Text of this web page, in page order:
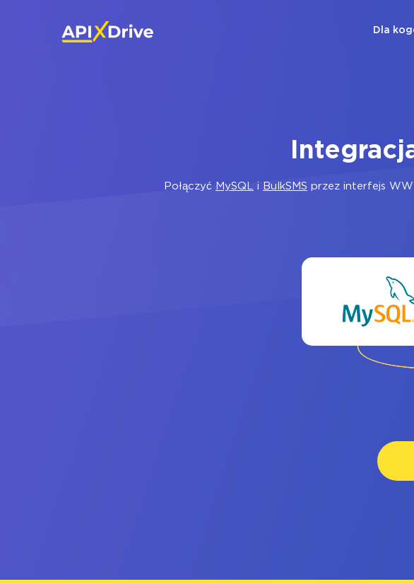
Dla
Połączyć MySQL i BulkSMS przez interfejs